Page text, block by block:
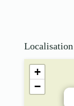
Localisation
+
−